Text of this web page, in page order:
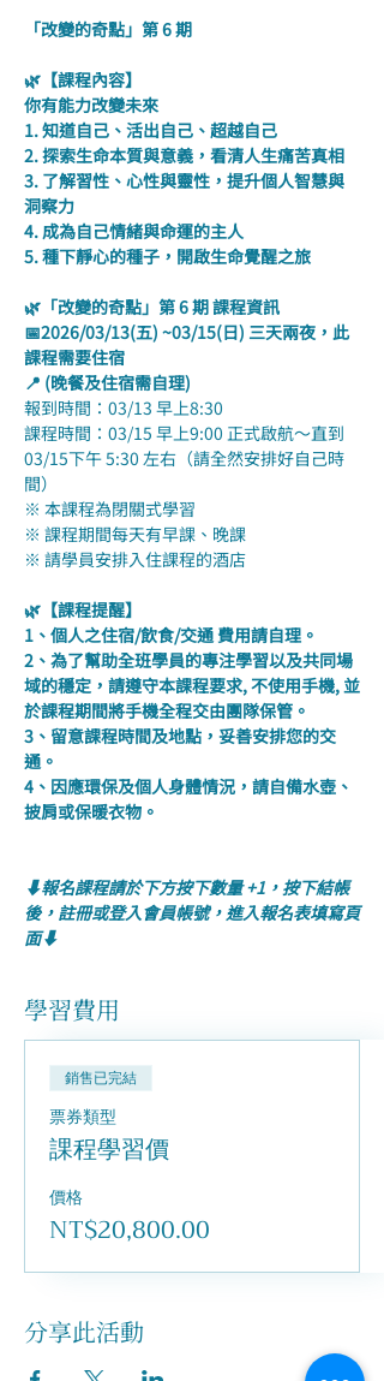
「改變的奇點」第 6 期
🌿【課程內容】
你有能力改變未來
1. 知道自己、活出自己、超越自己
2. 探索生命本質與意義，看清人生痛苦真相
3. 了解習性、心性與靈性，提升個人智慧與
洞察力
4. 成為自己情緒與命運的主人
5. 種下靜心的種子，開啟生命覺醒之旅
🌿「改變的奇點」第 6 期 課程資訊
📅2026/03/13(五) ~03/15(日) 三天兩夜，此
課程需要住宿
📍 (晚餐及住宿需自理)
報到時間：03/13 早上8:30
課程時間：03/15 早上9:00 正式啟航～直到
03/15下午 5:30 左右（請全然安排好自己時
間）
※ 本課程為閉關式學習
※ 課程期間每天有早課、晚課
※ 請學員安排入住課程的酒店
🌿【課程提醒】
1、個人之住宿/飲食/交通 費用請自理。
2、為了幫助全班學員的專注學習以及共同場
域的穩定，請遵守本課程要求, 不使用手機, 並
於課程期間將手機全程交由團隊保管。
3、留意課程時間及地點，妥善安排您的交
通。
4、因應環保及個人身體情況，請自備水壺、
披肩或保暖衣物。
⬇️報名課程請於下方按下數量 +1，按下結帳
後，註冊或登入會員帳號，進入報名表填寫頁
面⬇️
學習費用
銷售已完結
票券類型
課程學習價
價格
NT$20,800.00
分享此活動